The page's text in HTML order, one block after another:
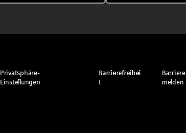
Privatsphäre-
Einstellungen
Barrierefreihei
t
Barriere
melden